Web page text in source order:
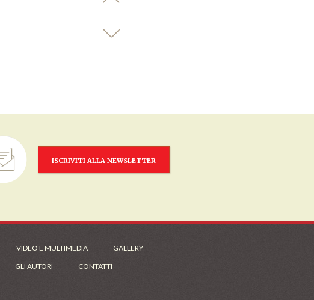
ISCRIVITI ALLA NEWSLETTER
VIDEO E MULTIMEDIA
GALLERY
GLI AUTORI CONTATTI